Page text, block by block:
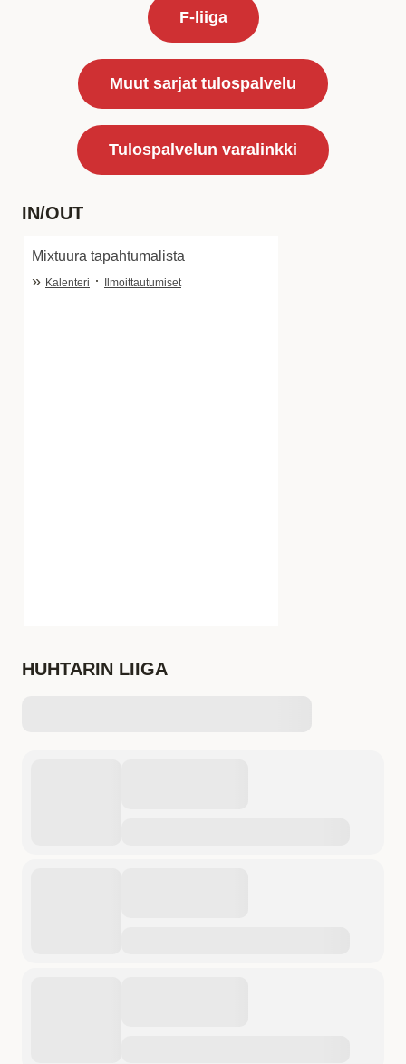
F-liiga
Muut sarjat tulospalvelu
Tulospalvelun varalinkki
IN/OUT
Mixtuura tapahtumalista
» Kalenteri · Ilmoittautumiset
HUHTARIN LIIGA